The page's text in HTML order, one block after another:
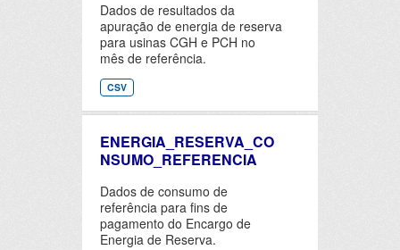
Dados de resultados da
apuração de energia de reserva
para usinas CGH e PCH no
mês de referência.
CSV
ENERGIA_RESERVA_CO
NSUMO_REFERENCIA
Dados de consumo de
referência para fins de
pagamento do Encargo de
Energia de Reserva.